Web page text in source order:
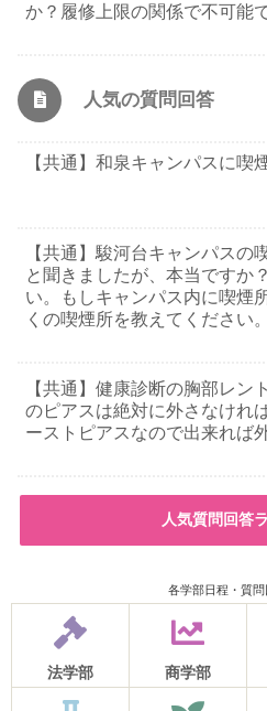
か？履修上限の関係で不可能
人気の質問回答
【共通】和泉キャンパスに喫
【共通】駿河台キャンパスの
と聞きましたが、本当ですか
い。もしキャンパス内に喫煙
くの喫煙所を教えてください。
【共通】健康診断の胸部レン
のピアスは絶対に外さなけれ
ーストピアスなので出来れば
人気質問回答
各学部日程・質
法学部 商学部